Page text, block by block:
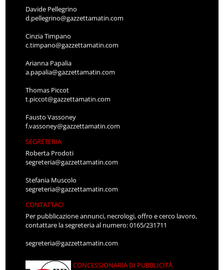
Davide Pellegrino
d.pellegrino@gazzettamatin.com
Cinzia Timpano
c.timpano@gazzettamatin.com
Arianna Papalia
a.papalia@gazzettamatin.com
Thomas Piccot
t.piccot@gazzettamatin.com
Fausto Vassoney
f.vassoney@gazzettamatin.com
SEGRETERIA
Roberta Prodoti
segreteria@gazzettamatin.com
Stefania Muscolo
segreteria@gazzettamatin.com
CONTATTACI
Per pubblicazione annunci, necrologi, offro e cerco lavoro,
contattare la segreteria al numero: 0165/231711
segreteria@gazzettamatin.com
CONCESSIONARIA DI PUBBLICITÀ